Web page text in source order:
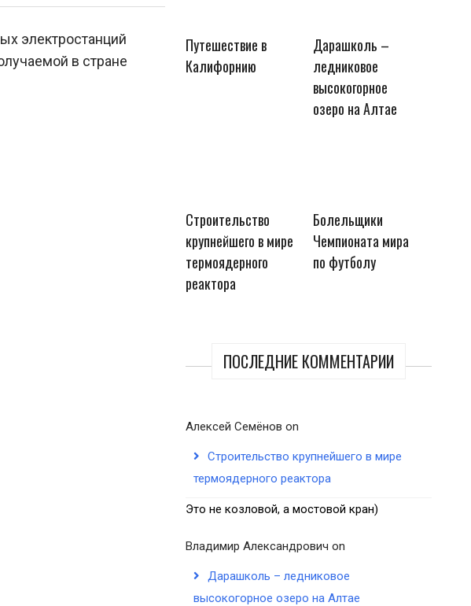
Путешествие в
Калифорнию
Дарашколь –
ледниковое
высокогорное
озеро на Алтае
Строительство
крупнейшего в мире
термоядерного
реактора
Болельщики
Чемпионата мира
по футболу
ПОСЛЕДНИЕ КОММЕНТАРИИ
Алексей Семёнов on
Строительство крупнейшего в мире
термоядерного реактора
Это не козловой, а мостовой кран)
Владимир Александрович on
Дарашколь – ледниковое
высокогорное озеро на Алтае
электростанций
в стране